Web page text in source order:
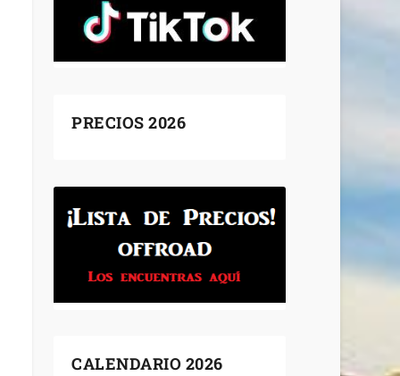
PRECIOS 2026
CALENDARIO 2026